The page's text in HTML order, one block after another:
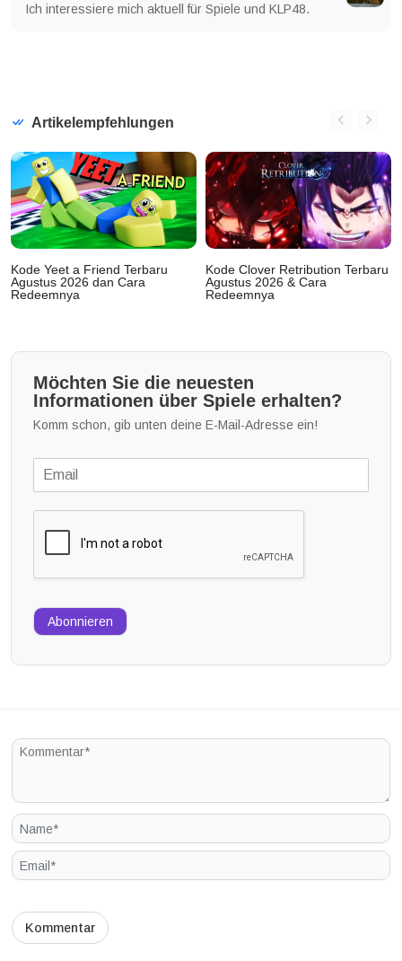
Ich interessiere mich aktuell für Spiele und KLP48.
Artikelempfehlungen
Kode Yeet a Friend Terbaru
Agustus 2026 dan Cara
Redeemnya
Kode Clover Retribution Terbaru
Agustus 2026 & Cara
Redeemnya
Möchten Sie die neuesten
Informationen über Spiele erhalten?
Komm schon, gib unten deine E-Mail-Adresse ein!
Abonnieren